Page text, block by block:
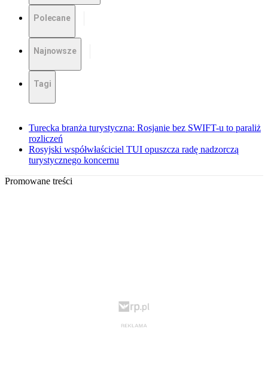
Polecane
Najnowsze
Tagi
Turecka branża turystyczna: Rosjanie bez SWIFT-u to paraliż
rozliczeń
Rosyjski współwłaściciel TUI opuszcza radę nadzorczą
turystycznego koncernu
Promowane treści